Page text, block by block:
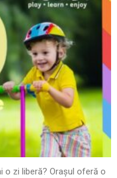
o zi liberă? Orașul oferă o